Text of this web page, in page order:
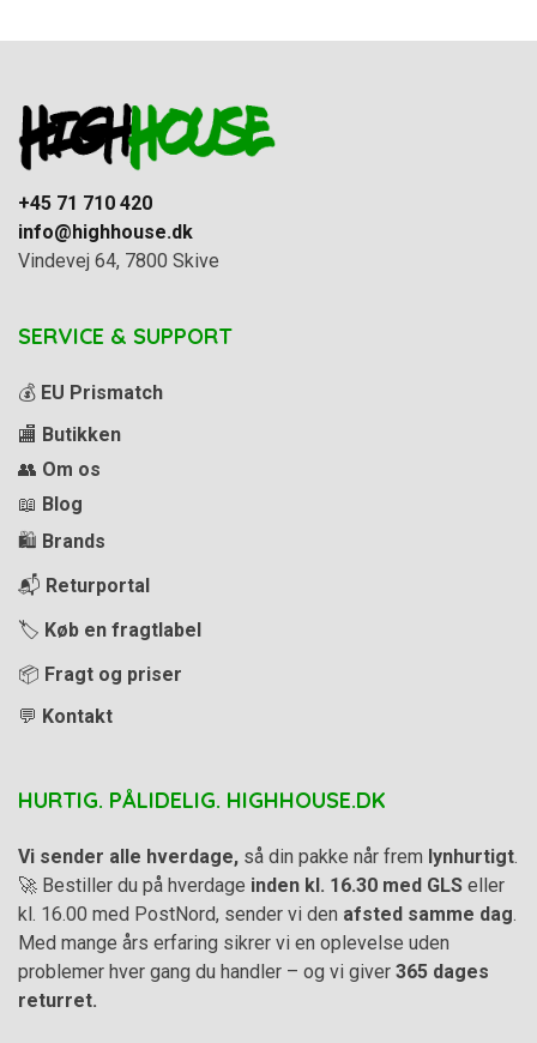
+45 71 710 420
info@highhouse.dk
Vindevej 64, 7800 Skive
SERVICE & SUPPORT
💰 EU Prismatch
🏬 Butikken
👥 Om os
📖 Blog
🛍️ Brands
📬 Returportal
🏷️ Køb en fragtlabel
📦 Fragt og priser
💬 Kontakt
HURTIG. PÅLIDELIG. HIGHHOUSE.DK
Vi sender alle hverdage, så din pakke når frem lynhurtigt.
🚀 Bestiller du på hverdage inden kl. 16.30 med GLS eller
kl. 16.00 med PostNord, sender vi den afsted samme dag.
Med mange års erfaring sikrer vi en oplevelse uden
problemer hver gang du handler – og vi giver 365 dages
returret.